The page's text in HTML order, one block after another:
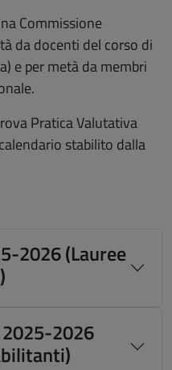
Commissione
da docenti del corso di
e per metà da membri
Pratica Valutativa
stabilito dalla
2026 (Lauree
2026